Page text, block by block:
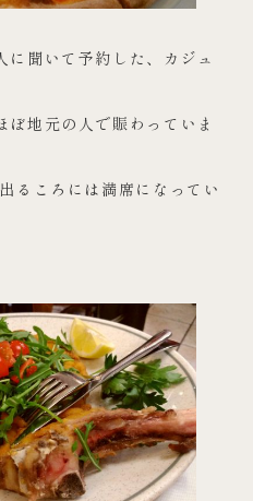
に聞いて予約した、カジュ
地元の人で賑わっていま
るころには満席になってい